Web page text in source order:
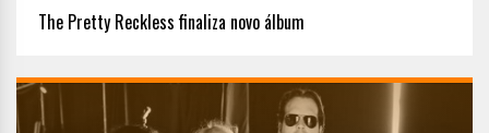
The Pretty Reckless finaliza novo álbum